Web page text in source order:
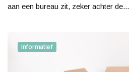
aan een bureau zit, zeker achter de...
Informatief